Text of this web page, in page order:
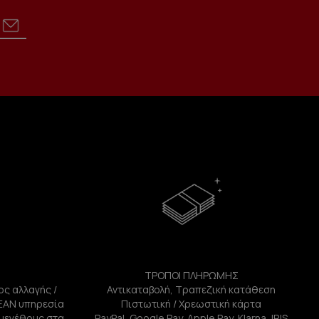
αλλαγής /
υπηρεσία
ΤΡΟΠΟΙ ΠΛΗΡΩΜΗΣ
Αντικαταβολή, Τραπεζική κατάθεση
Πιστωτική / Χρεωστική κάρτα